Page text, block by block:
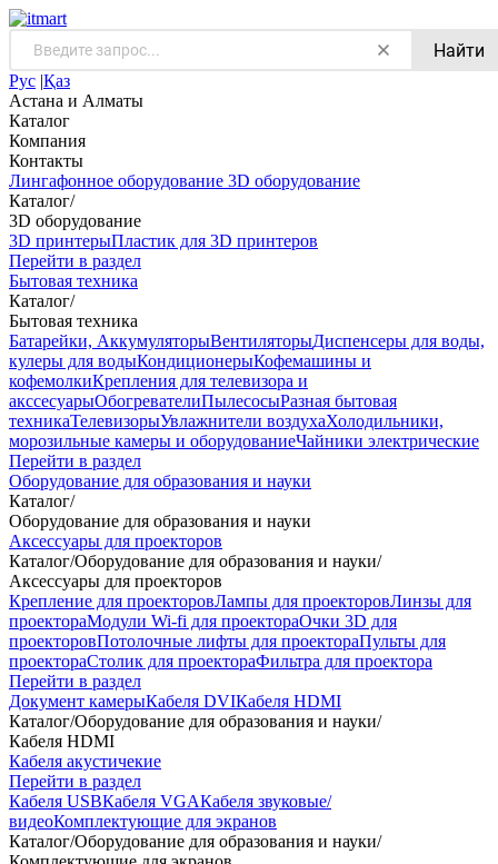
Найти
Рус |Қаз
Астана и Алматы
Каталог
Компания
Контакты
Лингафонное оборудование 3D оборудование
Каталог/
3D оборудование
3D принтерыПластик для 3D принтеров
Перейти в раздел
Бытовая техника
Каталог/
Бытовая техника
Батарейки, АккумуляторыВентиляторыДиспенсеры для воды,
кулеры для водыКондиционерыКофемашины и
кофемолкиКрепления для телевизора и
акссесуарыОбогревателиПылесосыРазная бытовая
техникаТелевизорыУвлажнители воздухаХолодильники,
морозильные камеры и оборудованиеЧайники электрические
Перейти в раздел
Оборудование для образования и науки
Каталог/
Оборудование для образования и науки
Аксессуары для проекторов
Каталог/Оборудование для образования и науки/
Аксессуары для проекторов
Крепление для проекторовЛампы для проекторовЛинзы для
проектораМодули Wi-fi для проектораОчки 3D для
проекторовПотолочные лифты для проектораПульты для
проектораСтолик для проектораФильтра для проектора
Перейти в раздел
Документ камерыКабеля DVIКабеля HDMI
Каталог/Оборудование для образования и науки/
Кабеля HDMI
Кабеля акустичекие
Перейти в раздел
Кабеля USBКабеля VGAКабеля звуковые/
видеоКомплектующие для экранов
Каталог/Оборудование для образования и науки/